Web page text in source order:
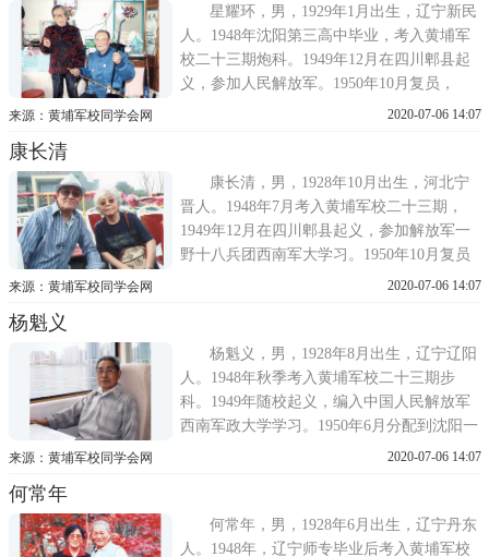
星耀环，男，1929年1月出生，辽宁新民
人。1948年沈阳第三高中毕业，考入黄埔军
校二十三期炮科。1949年12月在四川郫县起
义，参加人民解放军。1950年10月复员，
1951年1月考入沈阳银行工作。1965年下放到
来源：黄埔军校同学会网 2020-07-06 14:07
康长清
康长清，男，1928年10月出生，河北宁
晋人。1948年7月考入黄埔军校二十三期，
1949年12月在四川郫县起义，参加解放军一
野十八兵团西南军大学习。1950年10月复员
参加银行工作。1989年退休。1985年起，当
组组长。
来源：黄埔军校同学会网 2020-07-06 14:07
杨魁义
杨魁义，男，1928年8月出生，辽宁辽阳
人。1948年秋季考入黄埔军校二十三期步
科。1949年随校起义，编入中国人民解放军
西南军政大学学习。1950年6月分配到沈阳一
所学校深造学习。1950年11月转业至沈阳市
员、工程师。1968年6月在五七干校学习、劳
动。1974年12月回到和平区房
来源：黄埔军校同学会网 2020-07-06 14:07
何常年
何常年，男，1928年6月出生，辽宁丹东
人。1948年，辽宁师专毕业后考入黄埔军校